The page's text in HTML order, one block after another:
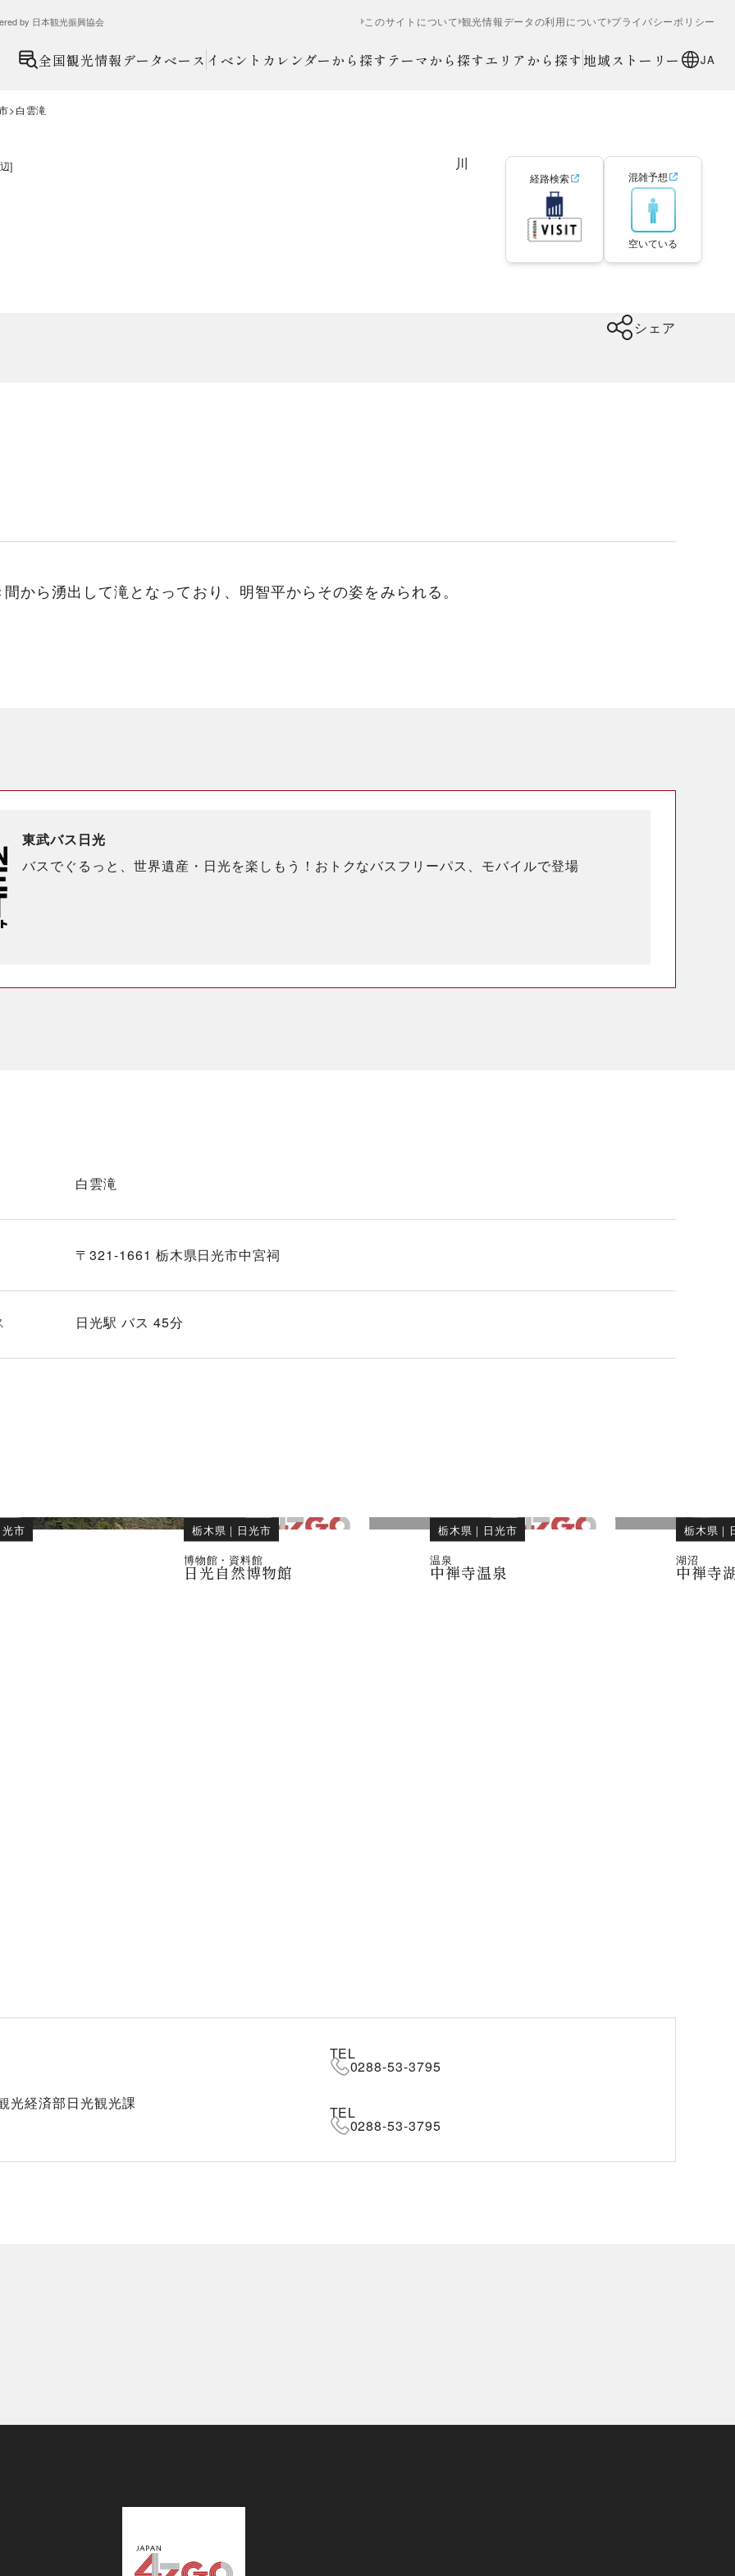
by 日本観光振興協会 このサイトについて 観光情報データの利用について プライバシーポリシー
全国観光情報データベース イベントカレンダーから探す テーマから探すエリアから探す 地域ストーリー JA
白雲滝
] 川
経路検索 混雑予想
空いている
シェア
から湧出して滝となっており、明智平からその姿をみられる。
東武バス日光
バスでぐるっと、世界遺産・日光を楽しもう！おトクなバスフリーパス、モバイルで登場
白雲滝
〒321-1661 栃木県日光市中宮祠
日光駅 バス 45分
市 栃木県 ｜ 日光市
博物館・資料館
日光自然博物館
栃木県 ｜ 日光市
温泉
中禅寺温泉
栃木県 ｜
湖沼
中禅寺
TEL
0288-53-3795
光経済部日光観光課
TEL
0288-53-3795